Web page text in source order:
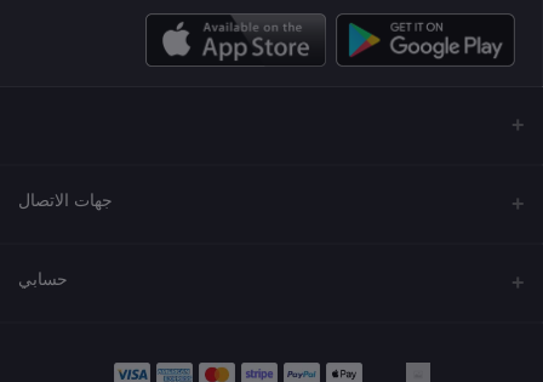
جهات الاتصال
حسابي